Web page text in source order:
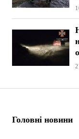
Головні новини